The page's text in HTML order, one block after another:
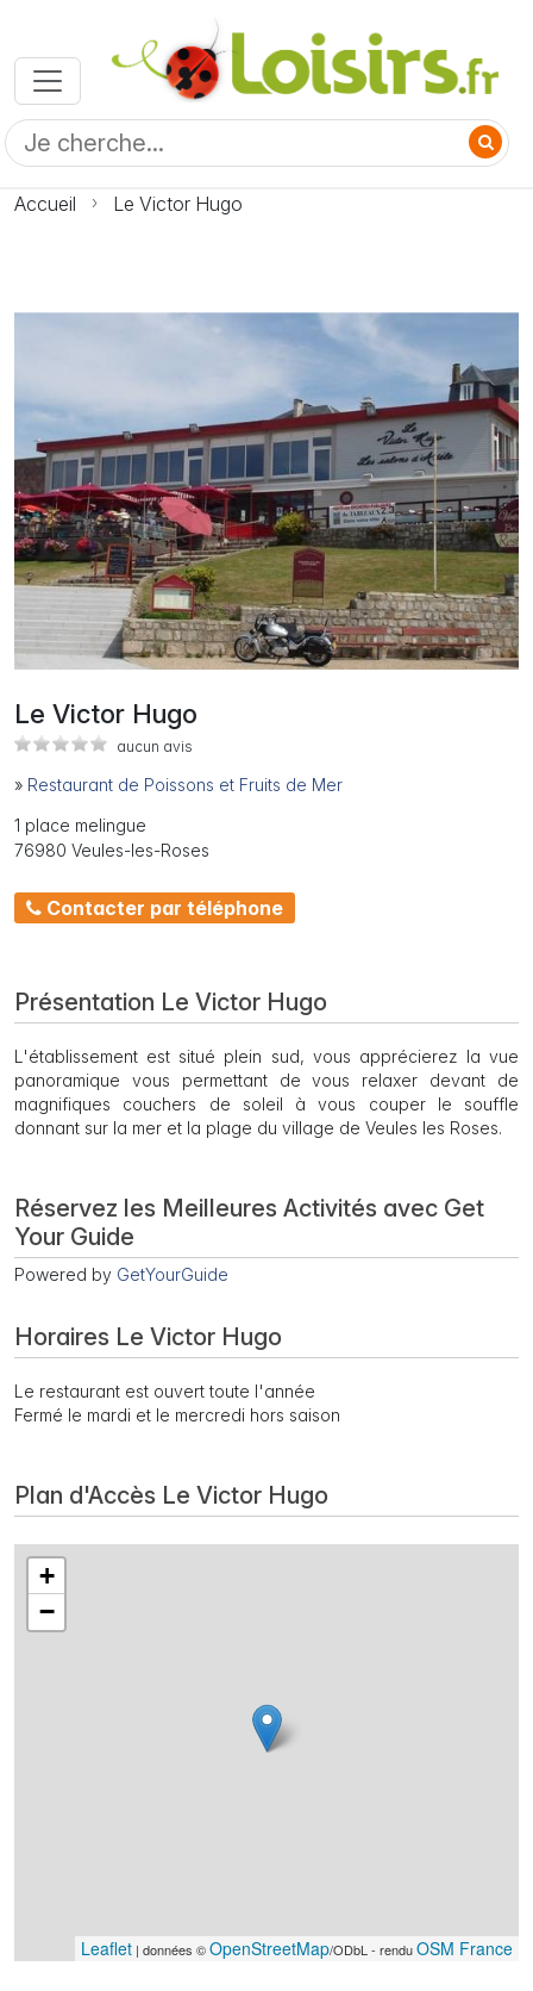
Accueil Le Victor Hugo
Le Victor Hugo
aucun avis
» Restaurant de Poissons et Fruits de Mer
1 place melingue
76980 Veules-les-Roses
Contacter par téléphone
Présentation Le Victor Hugo
L'établissement est situé plein sud, vous apprécierez la vue
panoramique vous permettant de vous relaxer devant de
magnifiques couchers de soleil à vous couper le souffle
donnant sur la mer et la plage du village de Veules les Roses.
Réservez les Meilleures Activités avec Get
Your Guide
Powered by GetYourGuide
Horaires Le Victor Hugo
Le restaurant est ouvert toute l'année
Fermé le mardi et le mercredi hors saison
Plan d'Accès Le Victor Hugo
+
−
Leaflet | données ©OpenStreetMap/ODbL - renduOSM France